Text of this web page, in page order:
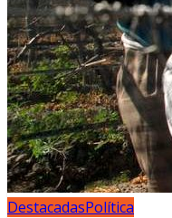
DestacadasPolítica